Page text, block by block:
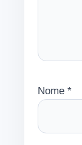
Nome *